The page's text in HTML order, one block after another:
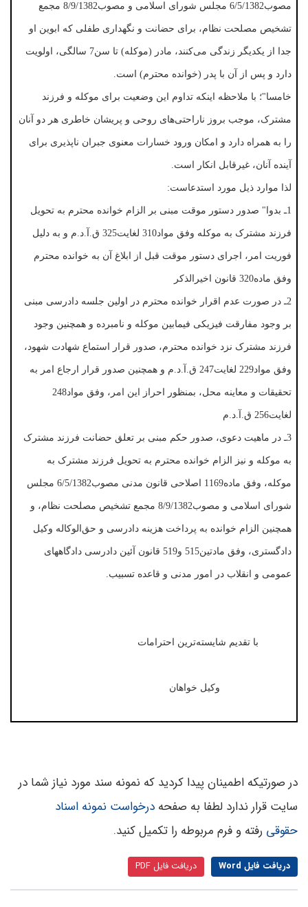
مصوب6/5/1382 مجلس شورای اسلامی و مصوب8/9/1382 مجمع
تشخیص مصلحت نظام، برای حضانت و نگهداری طفلی که ابوین او
جدا از یکدیگر زندگی می‌کنند، مادر (موکله) تا سن7 سالگی، اولویت
دارد و پس از آن با پدر (خوانده محترم) است.
خامسا"؛ با ملاحظه اینکه تداوم این وضعیت برای موکله و فرزند
مشترک، موجب بروز ناراحتی‌های روحی و پریشان خاطری هر دو آنان
را به همراه دارد و امکان ورود خسارات معنوی جبران ناپذیری برای
آینده آنان، غیرقابل انکار است.
لذا موارد ذیل مورد استدعاست:
1ـ بدوا" صدور دستور موقت مبنی بر الزام خوانده محترم به تحویل
فرزند مشترک به موکله وفق مواد310 لغایت325 ق.آ.د.م و به دلیل
فوریت امر، اجرای دستور موقت قبل از ابلاغ آن به خوانده محترم
وفق ماده320 قانون اخیرالذکر
2ـ در صورت عدم اقرار خوانده محترم در اولین جلسه دادرسی مبنی
بر وجود مفارقت فیزیکی فیمابین موکله و نامبرده و همچنین وجود
فرزند مشترک نزد خوانده محترم، صدور قرار استماع شهادت شهود،
وفق مواد229 لغایت247 ق.آ.د.م و همچنین صدور قرار ارجاع امر به
تحقیقات و معاینه محل، بمنظور احراز این امر، وفق مواد248
لغایت256 ق.آ.د.م
3ـ در ماهیت دعوی، صدور حکم مبنی بر تعلق حضانت فرزند مشترک
به موکله و نیز الزام خوانده محترم به تحویل فرزند مشترک به
موکله، وفق ماده1169 اصلاحی قانون مدنی مصوب6/5/1382 مجلس
شورای اسلامی و مصوب8/9/1382 مجمع تشخیص مصلحت نظام، و
همچنین الزام خوانده به پرداخت هزینه دادرسی و حق‌الوکاله وکیل
دادگستری، وفق مادتین515 و519 قانون آئین دادرسی دادگاههای
عمومی و انقلاب در امور مدنی و قاعده تسبیب.
با تقدیم شایسته‌ترین احترامات
وکیل خواهان
در صورتیکه اطمینان پیدا کردید که نمونه سند مورد نیاز شما در
سایت قرار ندارد لطفا به صفحه درخواست نمونه اسناد
حقوقی رفته و فرم مربوطه را تکمیل کنید.
دریافت فایل Word دریافت فایل PDF